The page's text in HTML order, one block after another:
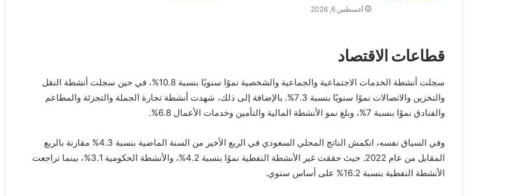
أغسطس 6, 2026
قطاعات الاقتصاد
سجلت أنشطة الخدمات الاجتماعية والجماعية والشخصية نموًا سنويًا بنسبة 10.8%، في حين سجلت أنشطة النقل
والتخزين والاتصالات نموًا سنويًا بنسبة 7.3%. بالإضافة إلى ذلك، شهدت أنشطة تجارة الجملة والتجزئة والمطاعم
والفنادق نموًا بنسبة 7%، وبلغ نمو الأنشطة المالية والتأمين وخدمات الأعمال 6.8%.
وفي السياق نفسه، انكمش الناتج المحلي السعودي في الربع الأخير من السنة الماضية بنسبة 4.3% مقارنة بالربع
المقابل من عام 2022. حيث حققت غير الأنشطة النفطية نموًا بنسبة 4.2%، والأنشطة الحكومية 3.1%، بينما تراجعت
الأنشطة النفطية بنسبة 16.2% على أساس سنوي.